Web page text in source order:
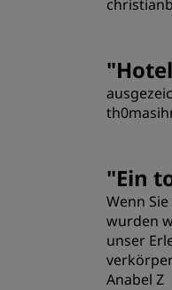
Lage
"
Lage
"Ein
Wenn
wurden
unser
Anabel Z